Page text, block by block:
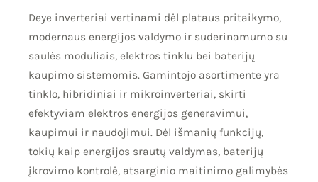
Deye inverteriai vertinami dėl plataus pritaikymo,
modernaus energijos valdymo ir suderinamumo su
saulės moduliais, elektros tinklu bei baterijų
kaupimo sistemomis. Gamintojo asortimente yra
tinklo, hibridiniai ir mikroinverteriai, skirti
efektyviam elektros energijos generavimui,
kaupimui ir naudojimui. Dėl išmanių funkcijų,
tokių kaip energijos srautų valdymas, baterijų
įkrovimo kontrolė, atsarginio maitinimo galimybės